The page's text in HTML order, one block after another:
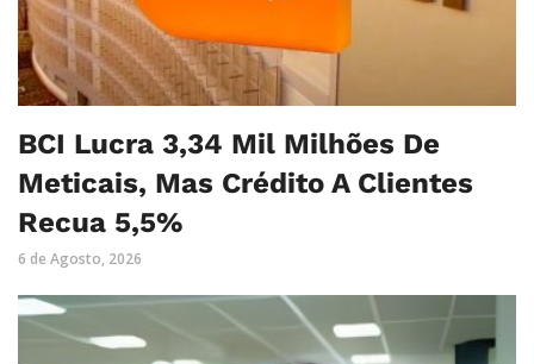
BCI Lucra 3,34 Mil Milhões De
Meticais, Mas Crédito A Clientes
Recua 5,5%
6 de Agosto, 2026